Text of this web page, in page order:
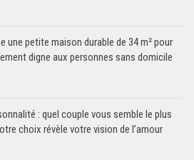
une petite maison durable de 34 m² pour
digne aux personnes sans domicile
: quel couple vous semble le plus
choix révèle votre vision de l’amour